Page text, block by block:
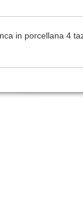
in porcellana 4